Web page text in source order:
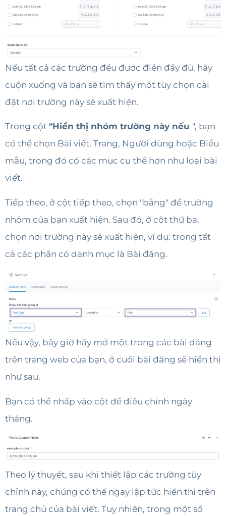
Nếu tất cả các trường đều được điền đầy đủ, hãy
cuộn xuống và bạn sẽ tìm thấy một tùy chọn cài
đặt nơi trường này sẽ xuất hiện.
Trong cột "Hiển thị nhóm trường này nếu ", bạn
có thể chọn Bài viết, Trang, Người dùng hoặc Biểu
mẫu, trong đó có các mục cụ thể hơn như loại bài
viết.
Tiếp theo, ở cột tiếp theo, chọn "bằng" để trường
nhóm của bạn xuất hiện. Sau đó, ở cột thứ ba,
chọn nơi trường này sẽ xuất hiện, ví dụ: trong tất
cả các phần có danh mục là Bài đăng.
Nếu vậy, bây giờ hãy mở một trong các bài đăng
trên trang web của bạn, ở cuối bài đăng sẽ hiển thị
như sau.
Bạn có thể nhấp vào cột để điều chỉnh ngày
tháng.
Theo lý thuyết, sau khi thiết lập các trường tùy
chỉnh này, chúng có thể ngay lập tức hiển thị trên
trang chủ của bài viết. Tuy nhiên, trong một số